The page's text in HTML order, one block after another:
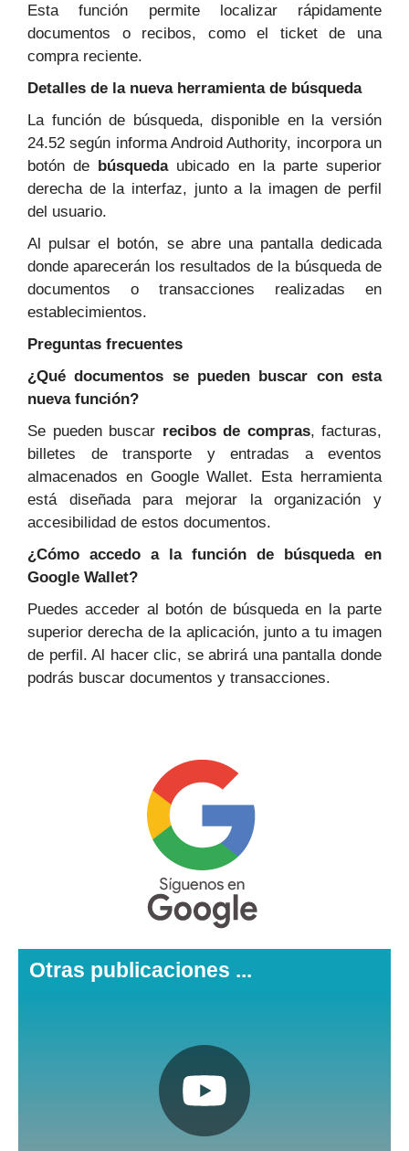
Esta función permite localizar rápidamente
documentos o recibos, como el ticket de una
compra reciente.
Detalles de la nueva herramienta de búsqueda
La función de búsqueda, disponible en la versión
24.52 según informa Android Authority, incorpora un
botón de búsquedaubicado en la parte superior
derecha de la interfaz, junto a la imagen de perfil
del usuario.
Al pulsar el botón, se abre una pantalla dedicada
donde aparecerán los resultados de la búsqueda de
documentos o transacciones realizadas en
establecimientos.
Preguntas frecuentes
¿Qué documentos se pueden buscar con esta
nueva función?
Se pueden buscar recibos de compras, facturas,
billetes de transporte y entradas a eventos
almacenados en Google Wallet. Esta herramienta
está diseñada para mejorar la organización y
accesibilidad de estos documentos.
¿Cómo accedo a la función de búsqueda en
Google Wallet?
Puedes acceder al botón de búsqueda en la parte
superior derecha de la aplicación, junto a tu imagen
de perfil. Al hacer clic, se abrirá una pantalla donde
podrás buscar documentos y transacciones.
Otras publicaciones ...
Pulsa aquí